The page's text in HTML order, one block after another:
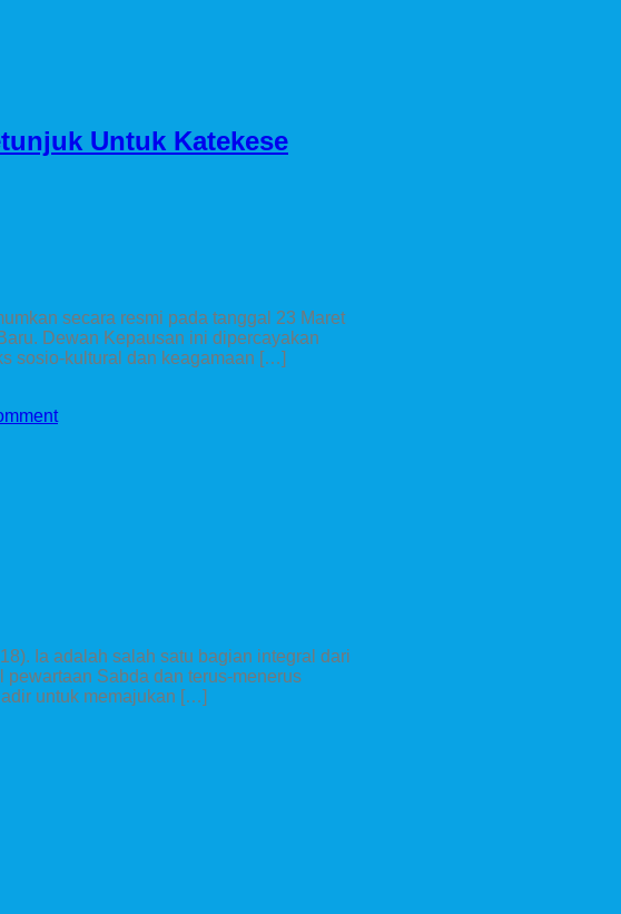
Untuk Katekese
secara resmi pada tanggal 23 Maret
Dewan Kepausan ini dipercayakan
sosio-kultural dan keagamaan […]
Ia adalah salah satu bagian integral dari
Sabda dan terus-menerus
untuk memajukan […]